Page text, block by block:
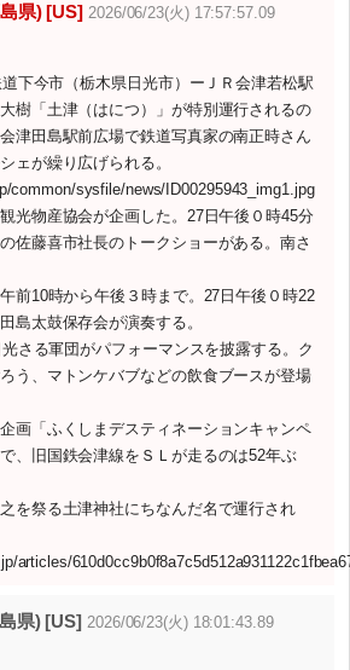
県) [US] 2026/06/23(火) 17:57:57.09
下今市（栃木県日光市）ーＪＲ会津若松駅
樹「土津（はにつ）」が特別運行されるの
津田島駅前広場で鉄道写真家の南正時さん
ェが繰り広げられる。
common/sysfile/news/ID00295943_img1.jpg
光物産協会が企画した。27日午後０時45分
佐藤喜市社長のトークショーがある。南さ
前10時から午後３時まで。27日午後０時22
島太鼓保存会が演奏する。
さる軍団がパフォーマンスを披露する。ク
う、マトンケバブなどの飲食ブースが登場
画「ふくしまデスティネーションキャンペ
、旧国鉄会津線をＳＬが走るのは52年ぶ
を祭る土津神社にちなんだ名で運行され
articles/
県) [US] 2026/06/23(火) 18:01:43.89